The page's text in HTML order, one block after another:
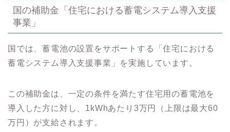
国の補助金「住宅における蓄電システム導入支援
事業」
国では、蓄電池の設置をサポートする「住宅における
蓄電システム導入支援事業」を実施しています。
この補助金は、一定の条件を満たす住宅用の蓄電池を
導入した方に対し、1kWhあたり3万円（上限は最大60
万円）が支給されます。